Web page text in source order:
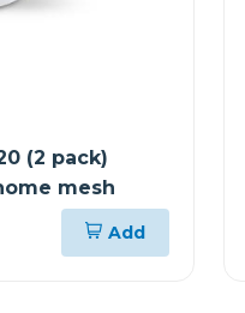
(2 pack)
mesh
Add